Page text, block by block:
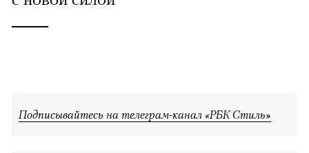
Подписывайтесь на телеграм-канал «РБК Стиль»